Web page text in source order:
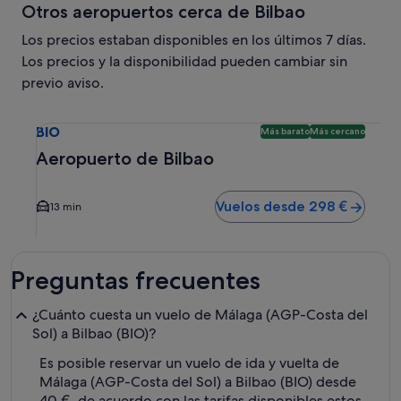
Otros aeropuertos cerca de Bilbao
Los precios estaban disponibles en los últimos 7 días.
Los precios y la disponibilidad pueden cambiar sin
previo aviso.
BIO Más baratoMás cercano
Aeropuerto de Bilbao
13 min Vuelos desde 298 €
Preguntas frecuentes
¿Cuánto cuesta un vuelo de Málaga (AGP-Costa del
Sol) a Bilbao (BIO)?
Es posible reservar un vuelo de ida y vuelta de
Málaga (AGP-Costa del Sol) a Bilbao (BIO) desde